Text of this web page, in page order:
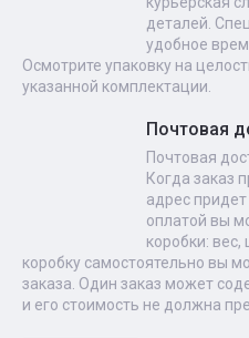
деталей.
удобное
Осмотрите упаковку на
указанной комплектации.
Почтовая
Почтовая
Когда заказ
адрес
оплатой вы
коробки: вес,
коробку самостоятельно вы
заказа. Один заказ может
и его стоимость не должна